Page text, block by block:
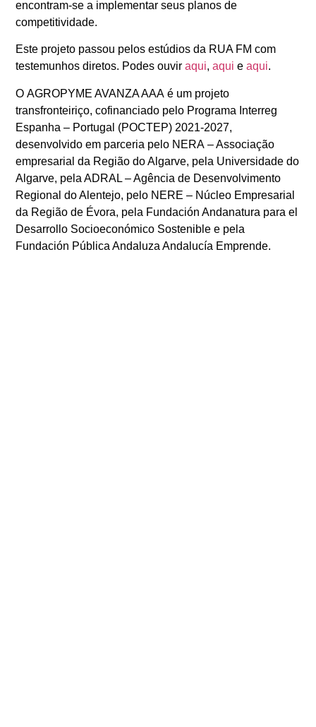
encontram-se a implementar seus planos de
competitividade.
Este projeto passou pelos estúdios da RUA FM com
testemunhos diretos. Podes ouviraqui,aqui eaqui.
O AGROPYME AVANZA AAA é um projeto
transfronteiriço, cofinanciado pelo Programa Interreg
Espanha – Portugal (POCTEP) 2021-2027,
desenvolvido em parceria pelo NERA – Associação
empresarial da Região do Algarve, pela Universidade do
Algarve, pela ADRAL – Agência de Desenvolvimento
Regional do Alentejo, pelo NERE – Núcleo Empresarial
da Região de Évora, pela Fundación Andanatura para el
Desarrollo Socioeconómico Sostenible e pela
Fundación Pública Andaluza Andalucía Emprende.